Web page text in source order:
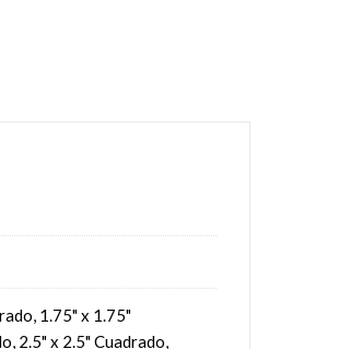
1.75" x 1.75"
2.5" x 2.5" Cuadrado,